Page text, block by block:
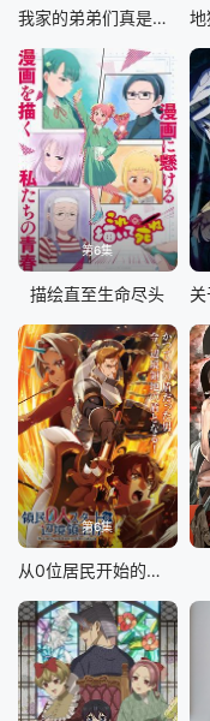
我家的弟弟们真是让您费心了
第6集
描绘直至生命尽头
第6集
从0位居民开始的边境领主大人